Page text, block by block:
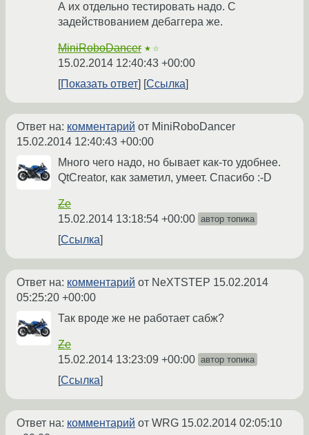
А их отдельно тестировать надо. С
задействованием дебаггера же.
MiniRoboDancer ★☆
15.02.2014 12:40:43 +00:00
Показать ответ
Ссылка
Ответ на: комментарий от MiniRoboDancer
15.02.2014 12:40:43 +00:00
Много чего надо, но бывает как-то удобнее.
QtCreator, как заметил, умеет. Спасибо :-D
Ze
15.02.2014 13:18:54 +00:00 автор топика
Ссылка
Ответ на: комментарий от NeXTSTEP 15.02.2014
05:25:20 +00:00
Так вроде же не работает сабж?
Ze
15.02.2014 13:23:09 +00:00 автор топика
Ссылка
Ответ на: комментарий от WRG 15.02.2014 02:05:10